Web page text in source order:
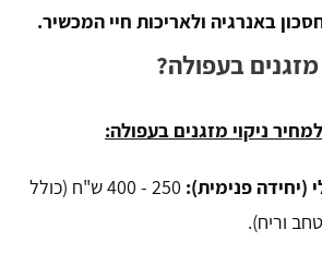
באנרגיה ולאריכות חיי המכשיר.
מזגנים בעפולה?
ניקוי מזגנים בעפולה:
(יחידה פנימית):
250 - 400 ש"ח (כולל
וריח).